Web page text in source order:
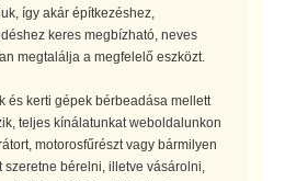
így akár építkezéshez,
keres megbízható, neves
megtalálja a megfelelő eszközt.
és kerti gépek bérbeadása mellett
teljes kínálatunkat weboldalunkon
motorosfűrészt vagy bármilyen
szeretne bérelni, illetve vásárolni,